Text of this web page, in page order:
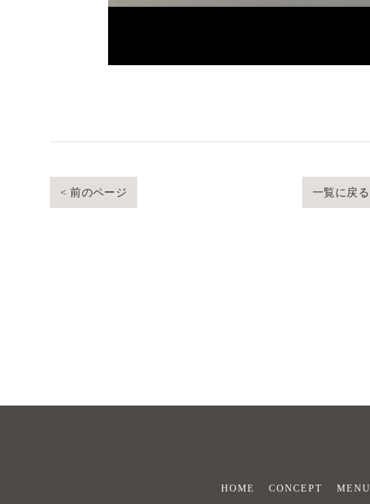
< 前のページ 一覧に戻る
HOME CONCEPT MENU